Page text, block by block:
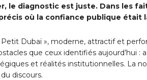
le diagnostic est juste. Dans les
où la confiance publique était
Dubaï », moderne, attractif et
que ceux identifiés aujourd’hui :
et réalités institutionnelles. La
discours.